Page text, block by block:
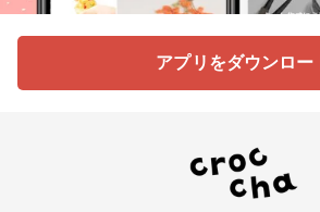
アプリをダウンロー